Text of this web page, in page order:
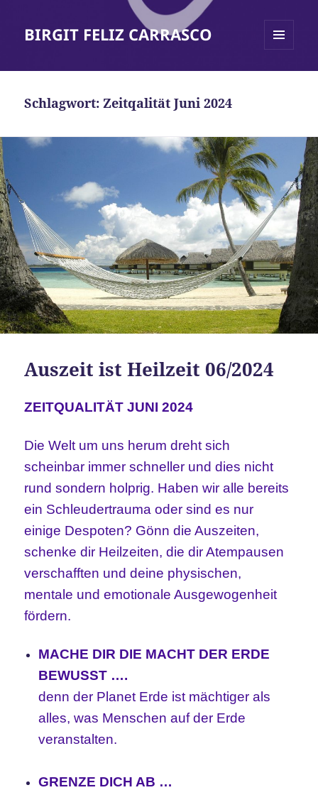
BIRGIT FELIZ CARRASCO
Schlagwort:Zeitqalität Juni 2024
Auszeit ist Heilzeit 06/2024
ZEITQUALITÄT JUNI 2024
Die Welt um uns herum dreht sich
scheinbar immer schneller und dies nicht
rund sondern holprig. Haben wir alle bereits
ein Schleudertrauma oder sind es nur
einige Despoten? Gönn die Auszeiten,
schenke dir Heilzeiten, die dir Atempausen
verschafften und deine physischen,
mentale und emotionale Ausgewogenheit
fördern.
MACHE DIR DIE MACHT DER ERDE
BEWUSST ….
denn der Planet Erde ist mächtiger als
alles, was Menschen auf der Erde
veranstalten.
GRENZE DICH AB …